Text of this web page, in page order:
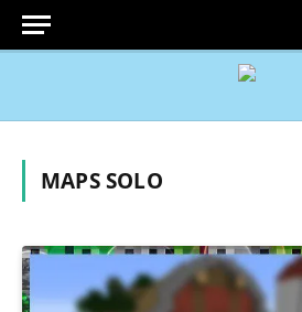
MAPS SOLO